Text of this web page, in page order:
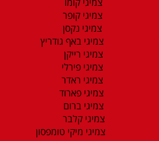
צמיגי קופר
צמיגי נקסן
צמיגי באף גודריץ
צמיגי רייקן
צמיגי פירלי
צמיגי ראדר
צמיגי פארוד
צמיגי ברום
צמיגי קלבר
צמיגי מיקי טומפסון